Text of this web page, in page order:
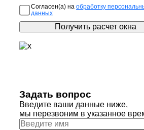
Согласен(а) на обработку
данных
Задать вопрос
Введите ваши данные ниже,
мы перезвоним в указанное